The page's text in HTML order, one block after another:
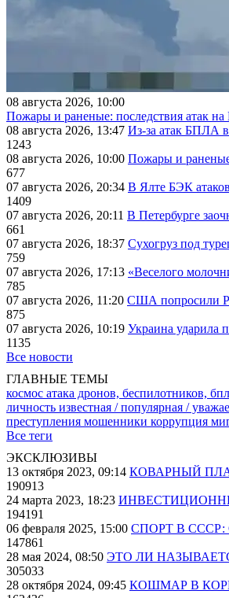
08 августа 2026, 10:00
Пожары и раненые: последствия атак
08 августа 2026, 13:47 Из-за атак БПЛА
1243
08 августа 2026, 10:00 Пожары и
677
07 августа 2026, 20:34 В Ялте БЭК
1409
07 августа 2026, 20:11 В Петербурге
661
07 августа 2026, 18:37 Сухогруз под
759
07 августа 2026, 17:13 «Веселого
785
07 августа 2026, 11:20 США попросили
875
07 августа 2026, 10:19 Украина ударила
1135
Все новости
ГЛАВНЫЕ ТЕМЫ
космос атака дронов, беспилотников,
личность известная / популярная /
преступления мошенники коррупция
Все теги
ЭКСКЛЮЗИВЫ
13 октября 2023, 09:14 КОВАРНЫЙ
190913
24 марта 2023, 18:23
194191
06 февраля 2025, 15:00 СПОРТ В
147861
28 мая 2024, 08:50 ЭТО ЛИ
305033
28 октября 2024, 09:45 КОШМАР В